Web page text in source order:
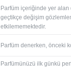
Parfüm içeriğinde yer
geçtikçe değişim
etkilememektedir.
Parfüm denerken, önceki
Parfümünüzü ilk günkü